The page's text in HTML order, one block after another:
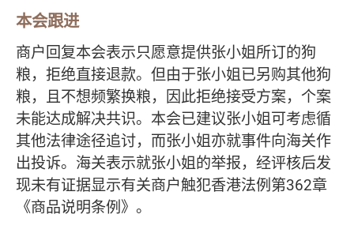
本会跟进
商户回复本会表示只愿意提供张小姐所订的狗
粮，拒绝直接退款。但由于张小姐已另购其他狗
粮，且不想频繁换粮，因此拒绝接受方案，个案
未能达成解决共识。本会已建议张小姐可考虑循
其他法律途径追讨，而张小姐亦就事件向海关作
出投诉。海关表示就张小姐的举报，经评核后发
现未有证据显示有关商户触犯香港法例第362章
《商品说明条例》。